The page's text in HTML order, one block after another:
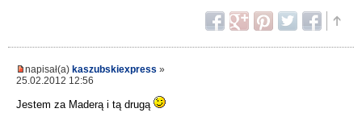
napisał(a) kaszubskiexpress »
25.02.2012 12:56
Jestem za Maderą i tą drugą